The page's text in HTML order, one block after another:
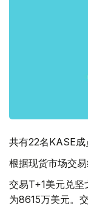
共有22名KASE成
根据现货市场交易
交易T+1美元兑
为8615万美元。